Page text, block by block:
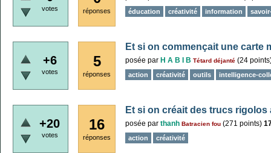
votes réponses éducation créativité information
+6
votes
5
réponses
Et si on commençait une carte
posée par H A B I B Tétard déjanté (24
action créativité outils intelligence-
+20
votes
16
réponses
Et si on créait des trucs
posée par thanh Batracien fou (271 points)
action créativité